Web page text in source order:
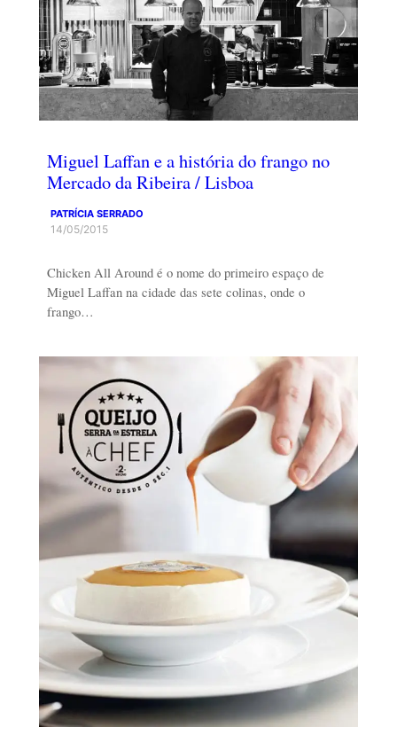
Miguel Laffan e a história do frango no
Mercado da Ribeira / Lisboa
PATRÍCIA SERRADO
14/05/2015
Chicken All Around é o nome do primeiro espaço de
Miguel Laffan na cidade das sete colinas, onde o
frango…